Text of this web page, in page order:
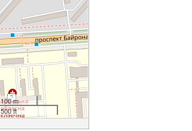
100 m
500 ft